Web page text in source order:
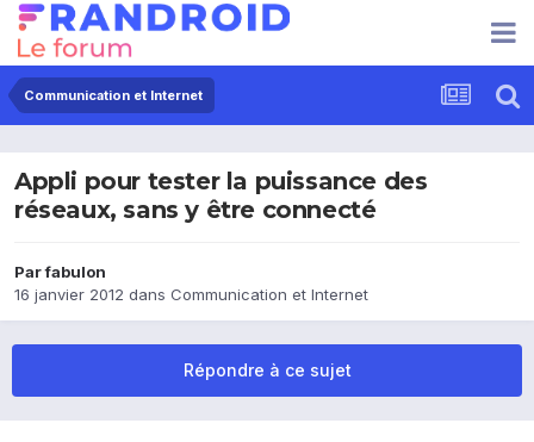
Communication et Internet
Appli pour tester la puissance des
réseaux, sans y être connecté
Parfabulon
16 janvier 2012 dans Communication et Internet
Répondre à ce sujet